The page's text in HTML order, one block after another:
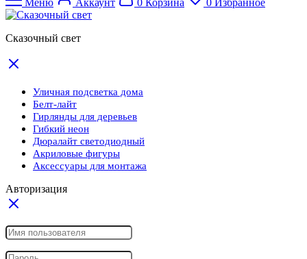
Сказочный свет
Уличная подсветка дома
Белт-лайт
Гирлянды для деревьев
Гибкий неон
Дюралайт светодиодный
Акриловые фигуры
Аксессуары для монтажа
Авторизация